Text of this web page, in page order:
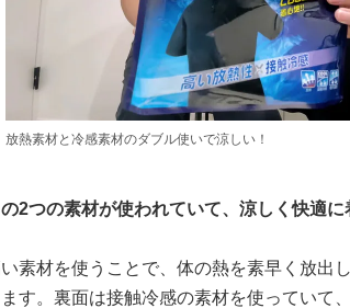
放熱素材と冷感素材のダブル使いで涼しい！
2つの素材が使われていて、涼しく快適に
素材を使うことで、体の熱を素早く放出
す。裏面は接触冷感の素材を使っていて